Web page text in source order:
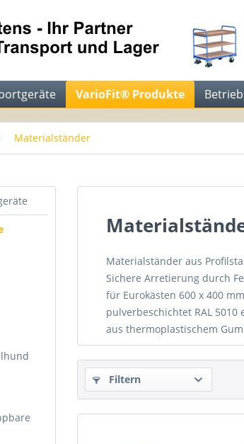
VarioFit® Produkte
Materialständer
Materialständer aus
Sichere Arretierung durch
für Eurokästen 600 x 400
pulverbeschichtet RAL
aus thermoplastischem
Filtern